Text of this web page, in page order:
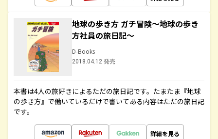
地球の歩き方 ガチ冒険～地球の歩き
方社員の旅日記～
D-Books
2018.04.12 発売
本書は4人の旅好きによるただの旅日記です。たまたま『地球
の歩き方』で働いているだけで書いてある内容はただの旅日記
です。
詳細を見る